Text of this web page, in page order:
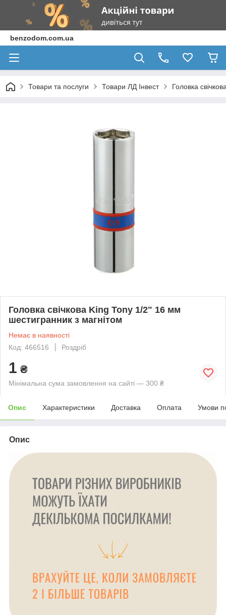
benzodom.com.ua
Товари та послуги Товари ЛД Інвест Головка
Головка свічкова King Tony 1/2" 16 мм
шестигранник з магнітом
Немає в наявності
Код: 466516
Роздріб
1 ₴
Мінімальна сума замовлення на сайті — 300 ₴
Опис Характеристики Доставка Оплата Умови
Опис